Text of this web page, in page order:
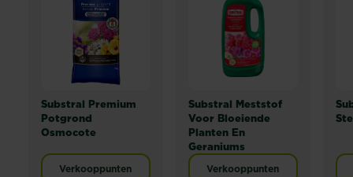
Substral Premium
Potgrond
Osmocote
Verkooppunten
Substral Meststof
Voor Bloeiende
Planten En
Geraniums
Verkooppunten